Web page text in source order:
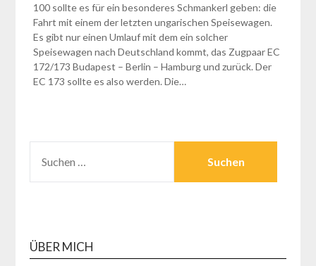
100 sollte es für ein besonderes Schmankerl geben: die
Fahrt mit einem der letzten ungarischen Speisewagen.
Es gibt nur einen Umlauf mit dem ein solcher
Speisewagen nach Deutschland kommt, das Zugpaar EC
172/173 Budapest – Berlin – Hamburg und zurück. Der
EC 173 sollte es also werden. Die…
NACH:
ÜBER MICH